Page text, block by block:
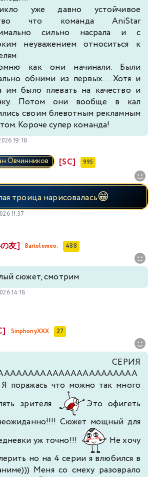
уже давно устойчивое
что команда AniStar
сильно насрала и с
неуважением относиться к
как они начинали. Были
обними из первых... Хотя и
им было плевать на качество и
Потом они вообще в кал
своим блевотным рекламным
Короче супер команда!
19:18
Овчинников [SC] 995
троица нарисовалась😁
11:37
友] Bartolomeo. 488
сюжет, смотрим
14:18
SinphonyXXX 27
СЕРИЯ
поражась что можно так много
зрителя
Это офигеть
Сюжет мощный для
уж точно!!!
Не хочу
но на 4 серии я влюбился в
Меня со смеху разоврало